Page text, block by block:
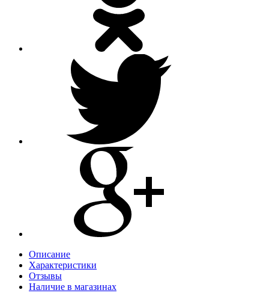
Описание
Характеристики
Отзывы
Наличие в магазинах